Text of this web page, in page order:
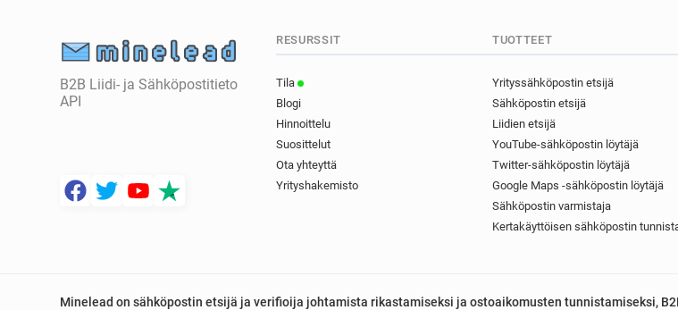
B2B Liidi- ja Sähköpostitieto
API
RESURSSIT
Tila
Blogi
Hinnoittelu
Suosittelut
Ota yhteyttä
Yrityshakemisto
TUOTTEET
Yrityssähköpostin etsijä
Sähköpostin etsijä
Liidien etsijä
YouTube-sähköpostin löytäjä
Twitter-sähköpostin löytäjä
Google Maps -sähköpostin löytäjä
Sähköpostin varmistaja
Kertakäyttöisen sähköpostin
Minelead on sähköpostin etsijä ja verifioija johtamista rikastamiseksi ja ostoaikomusten tunnistamiseksi,